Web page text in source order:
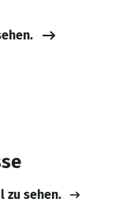
zu sehen.